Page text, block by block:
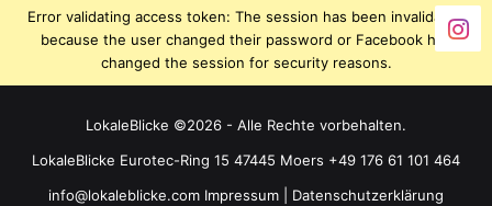
Error validating access token: The session has been invalidated
because the user changed their password or Facebook has
changed the session for security reasons.
LokaleBlicke ©2026 - Alle Rechte vorbehalten.
LokaleBlicke Eurotec-Ring 15 47445 Moers +49 176 61 101 464
info@lokaleblicke.com Impressum Datenschutzerklärung